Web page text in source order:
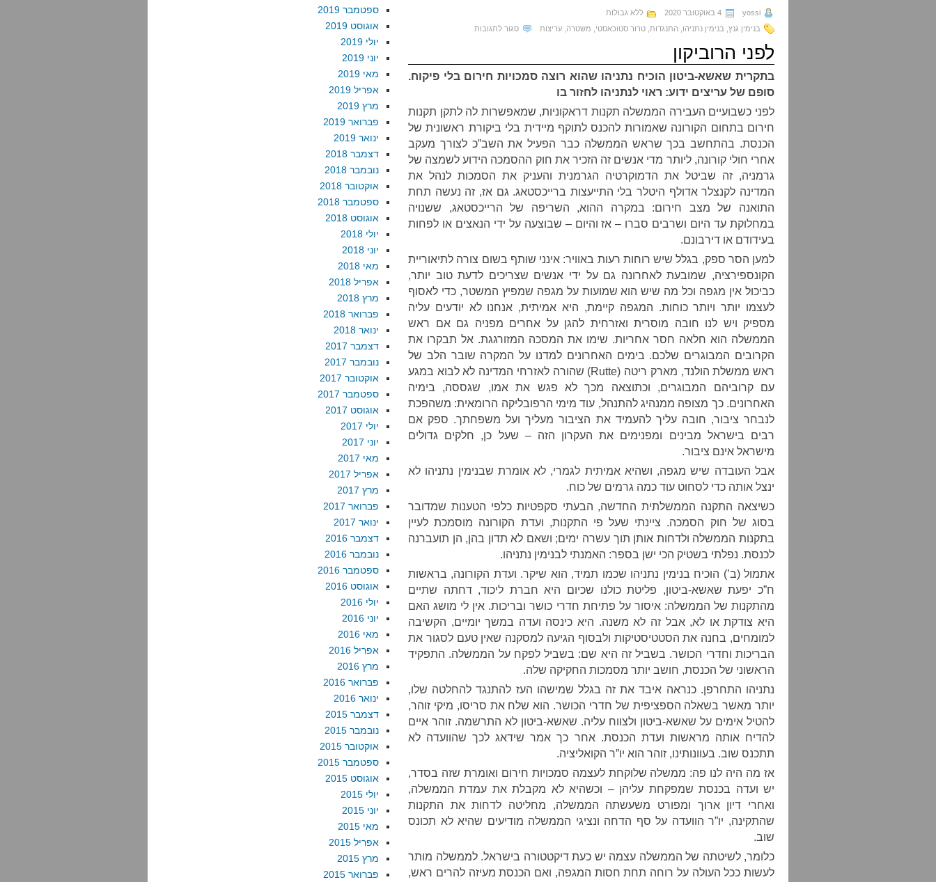
yossi 4 באוקטובר 2020
ללא גבולות
בנימין גנץ בנימין נתניהו התנגדות טרור סטוכאסטי משטרה עריצות סגור לתגובותעל
ל”מוות
לפני הרוביקון
בתקרית שאשא-ביטון הוכיח נתניהו שהוא רוצה סמכויות חירום בלי פיקוח.
סופם של עריצים ידוע: ראוי לנתניהו לחזור בו
לפני כשבועיים העבירה הממשלה תקנות דראקוניות, שמאפשרות לה לתקן תקנות
חירום בתחום הקורונה שאמורות להכנס לתוקף מיידית בלי ביקורת ראשונית של
הכנסת. בהתחשב בכך שראש הממשלה כבר הפעיל את השב”כ לצורך מעקב
אחרי חולי קורונה, ליותר מדי אנשים זה הזכיר את חוק ההסמכה הידוע לשמצה של
גרמניה, זה שביטל את הדמוקרטיה הגרמנית והעניק את הסמכות לנהל את
המדינה לקנצלר אדולף היטלר בלי התייעצות ברייכסטאג. גם אז, זה נעשה תחת
התואנה של מצב חירום: במקרה ההוא, השריפה של הרייכסטאג, ששנויה
במחלוקת עד היום ושרבים סברו – אז והיום – שבוצעה על ידי הנאצים או לפחות
בעידודם או דירבונם.
למען הסר ספק, בגלל שיש רוחות רעות באוויר: אינני שותף בשום צורה לתיאוריית
הקונספירציה, שמובעת לאחרונה גם על ידי אנשים שצריכים לדעת טוב יותר,
כביכול אין מגפה וכל מה שיש הוא שמועות על מגפה שמפיץ המשטר, כדי לאסוף
לעצמו יותר ויותר כוחות. המגפה קיימת, היא אמיתית, אנחנו לא יודעים עליה
מספיק ויש לנו חובה מוסרית ואזרחית להגן על אחרים מפניה גם אם ראש
הממשלה הוא חלאה חסר אחריות. שימו את המסכה המזורגגת. אל תבקרו את
הקרובים המבוגרים שלכם. בימים האחרונים למדנו על המקרה שובר הלב של
ראש ממשלת הולנד, מארק ריטה (Rutte) שהורה לאזרחי המדינה לא לבוא במגע
עם קרוביהם המבוגרים, וכתוצאה מכך לא פגש את אמו, שגססה, בימיה
האחרונים. כך מצופה ממנהיג להתנהל, עוד מימי הרפובליקה הרומאית: משהפכת
לנבחר ציבור, חובה עליך להעמיד את הציבור מעליך ועל משפחתך. ספק אם
רבים בישראל מבינים ומפנימים את העקרון הזה – שעל כן, חלקים גדולים
מישראל אינם ציבור.
אבל העובדה שיש מגפה, ושהיא אמיתית לגמרי, לא אומרת שבנימין נתניהו לא
ינצל אותה כדי לסחוט עוד כמה גרמים של כוח.
כשיצאה התקנה הממשלתית החדשה, הבעתי סקפטיות כלפי הטענות שמדובר
בסוג של חוק הסמכה. ציינתי שעל פי התקנות, ועדת הקורונה מוסמכת לעיין
בתקנות הממשלה ולדחות אותן תוך עשרה ימים; ושאם לא תדון בהן, הן תועברנה
לכנסת. נפלתי בשטיק הכי ישן בספר: האמנתי לבנימין נתניהו.
אתמול (ב’) הוכיח בנימין נתניהו שכמו תמיד, הוא שיקר. ועדת הקורונה, בראשות
ח”כ יפעת שאשא-ביטון, פליטת כולנו שכיום היא חברת ליכוד, דחתה שתיים
מהתקנות של הממשלה: איסור על פתיחת חדרי כושר ובריכות. אין לי מושג האם
היא צודקת או לא, אבל זה לא משנה. היא כינסה ועדה במשך יומיים, הקשיבה
למומחים, בחנה את הסטטיסטיקות ולבסוף הגיעה למסקנה שאין טעם לסגור את
הבריכות וחדרי הכושר. בשביל זה היא שם: בשביל לפקח על הממשלה. התפקיד
הראשוני של הכנסת, חושב יותר מסמכות החקיקה שלה.
נתניהו התחרפן. כנראה איבד את זה בגלל שמישהו העז להתנגד להחלטה שלו,
יותר מאשר בשאלה הספציפית של חדרי הכושר. הוא שלח את סריסו, מיקי זוהר,
להטיל אימים על שאשא-ביטון ולצווח עליה. שאשא-ביטון לא התרשמה. זוהר איים
להדיח אותה מראשות ועדת הכנסת. אחר כך אמר שידאג לכך שהוועדה לא
תתכנס שוב. בעוונותינו, זוהר הוא יו”ר הקואליציה.
אז מה היה לנו פה: ממשלה שלוקחת לעצמה סמכויות חירום ואומרת שזה בסדר,
יש ועדה בכנסת שמפקחת עליהן – וכשהיא לא מקבלת את עמדת הממשלה,
ואחרי דיון ארוך ומפורט משעשתה הממשלה, מחליטה לדחות את התקנות
שהתקינה, יו”ר הוועדה על סף הדחה ונציגי הממשלה מודיעים שהיא לא תכונס
שוב.
כלומר, לשיטתה של הממשלה עצמה יש כעת דיקטטורה בישראל. לממשלה מותר
לעשות ככל העולה על רוחה תחת חסות המגפה, ואם הכנסת מעיזה להרים ראש,
ספטמבר 2019
אוגוסט 2019
יולי 2019
יוני 2019
מאי 2019
אפריל 2019
מרץ 2019
פברואר 2019
ינואר 2019
דצמבר 2018
נובמבר 2018
אוקטובר 2018
ספטמבר 2018
אוגוסט 2018
יולי 2018
יוני 2018
מאי 2018
אפריל 2018
מרץ 2018
פברואר 2018
ינואר 2018
דצמבר 2017
נובמבר 2017
אוקטובר 2017
ספטמבר 2017
אוגוסט 2017
יולי 2017
יוני 2017
מאי 2017
אפריל 2017
מרץ 2017
פברואר 2017
ינואר 2017
דצמבר 2016
נובמבר 2016
ספטמבר 2016
אוגוסט 2016
יולי 2016
יוני 2016
מאי 2016
אפריל 2016
מרץ 2016
פברואר 2016
ינואר 2016
דצמבר 2015
נובמבר 2015
אוקטובר 2015
ספטמבר 2015
אוגוסט 2015
יולי 2015
יוני 2015
מאי 2015
אפריל 2015
מרץ 2015
פברואר 2015